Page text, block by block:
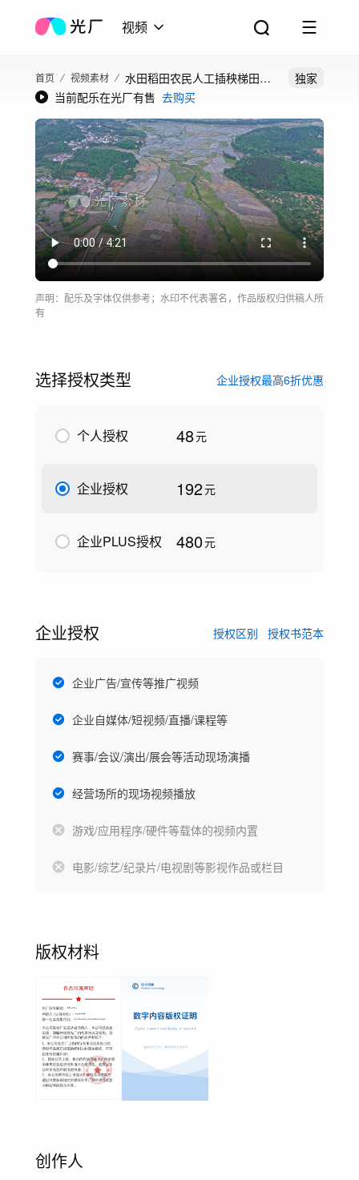
视频
首页 视频素材
水田稻田农民人工插秧梯田水
稻种植航拍
独家
当前配乐在光厂有售 去购买
声明：配乐及字体仅供参考；水印不代表署名，作品版权归供稿人所
有
选择授权类型 企业授权最高6折优惠
个人授权 48元
企业授权 192元
企业PLUS授权 480元
企业授权 授权区别 授权书范本
企业广告/宣传等推广视频
企业自媒体/短视频/直播/课程等
赛事/会议/演出/展会等活动现场演播
经营场所的现场视频播放
游戏/应用程序/硬件等载体的视频内置
电影/综艺/纪录片/电视剧等影视作品或栏目
版权材料
创作人